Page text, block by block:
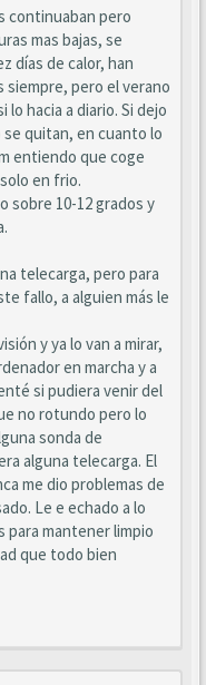
continuaban pero
mas bajas, se
días de calor, han
pero el verano
hacia a diario. Si dejo
quitan, en cuanto lo
entiendo que coge
en frio.
sobre 10-12 grados y
telecarga, pero para
fallo, a alguien más le
y ya lo van a mirar,
en marcha y a
si pudiera venir del
no rotundo pero lo
sonda de
alguna telecarga. El
me dio problemas de
Le e echado a lo
para mantener limpio
que todo bien